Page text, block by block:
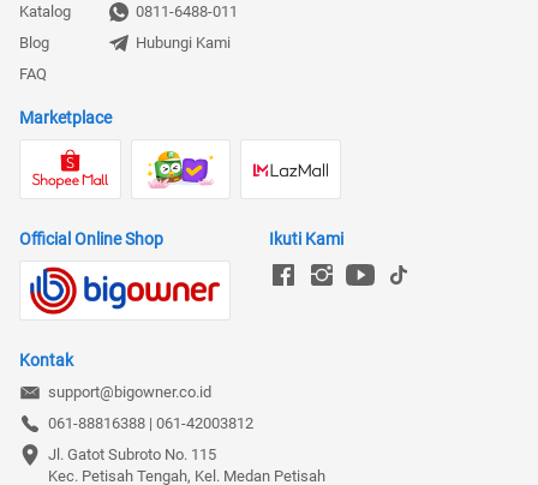
Katalog
Blog
FAQ
0811-6488-011
Hubungi Kami
Marketplace
Official Online Shop Ikuti Kami
Kontak
support@bigowner.co.id
061-88816388 | 061-42003812
Jl. Gatot Subroto No. 115
Kec. Petisah Tengah, Kel. Medan Petisah